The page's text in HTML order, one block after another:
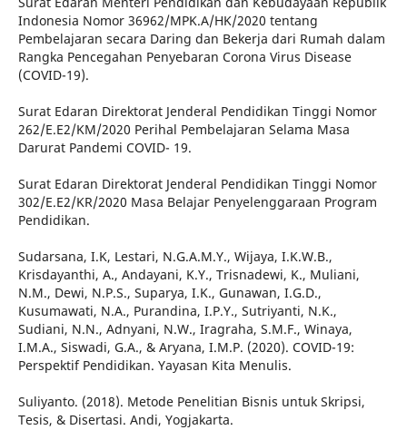
Indonesia Nomor 36962/MPK.A/HK/2020 tentang
Pembelajaran secara Daring dan Bekerja dari Rumah dalam
Rangka Pencegahan Penyebaran Corona Virus Disease
(COVID-19).
Surat Edaran Direktorat Jenderal Pendidikan Tinggi Nomor
262/E.E2/KM/2020 Perihal Pembelajaran Selama Masa
Darurat Pandemi COVID- 19.
Surat Edaran Direktorat Jenderal Pendidikan Tinggi Nomor
302/E.E2/KR/2020 Masa Belajar Penyelenggaraan Program
Pendidikan.
Sudarsana, I.K, Lestari, N.G.A.M.Y., Wijaya, I.K.W.B.,
Krisdayanthi, A., Andayani, K.Y., Trisnadewi, K., Muliani,
N.M., Dewi, N.P.S., Suparya, I.K., Gunawan, I.G.D.,
Kusumawati, N.A., Purandina, I.P.Y., Sutriyanti, N.K.,
Sudiani, N.N., Adnyani, N.W., Iragraha, S.M.F., Winaya,
I.M.A., Siswadi, G.A., & Aryana, I.M.P. (2020). COVID-19:
Perspektif Pendidikan. Yayasan Kita Menulis.
Suliyanto. (2018). Metode Penelitian Bisnis untuk Skripsi,
Tesis, & Disertasi. Andi, Yogjakarta.